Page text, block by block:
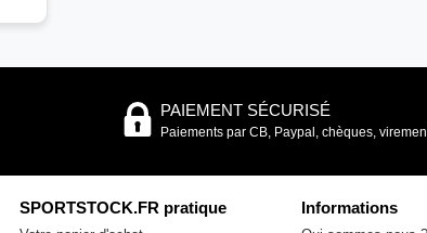
PAIEMENT SÉCURISÉ
Paiements par CB, Paypal, chèques,
SPORTSTOCK.FR pratique Informations